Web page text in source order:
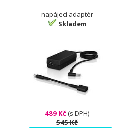
napájecí adaptér
Skladem
489 Kč(s DPH)
545 Kč